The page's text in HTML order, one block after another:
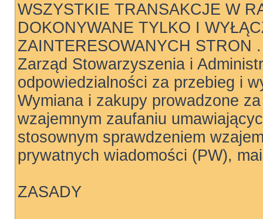
WSZYSTKIE TRANSAKCJE W
DOKONYWANE TYLKO I
ZAINTERESOWANYCH STRON .
Zarząd Stowarzyszenia i
odpowiedzialności za przebieg i
Wymiana i zakupy prowadzone
wzajemnym zaufaniu
stosownym sprawdzeniem
prywatnych wiadomości (PW),
ZASADY